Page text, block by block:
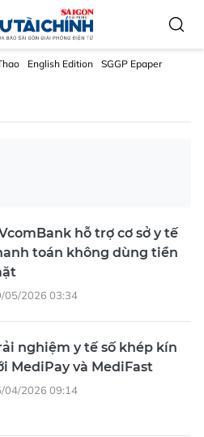
English Edition SGGP Epaper
hỗ trợ cơ sở y tế
toán không dùng tiền
05/2026 03:34
nghiệm y tế số khép kín
MediPay và MediFast
04/2026 09:14